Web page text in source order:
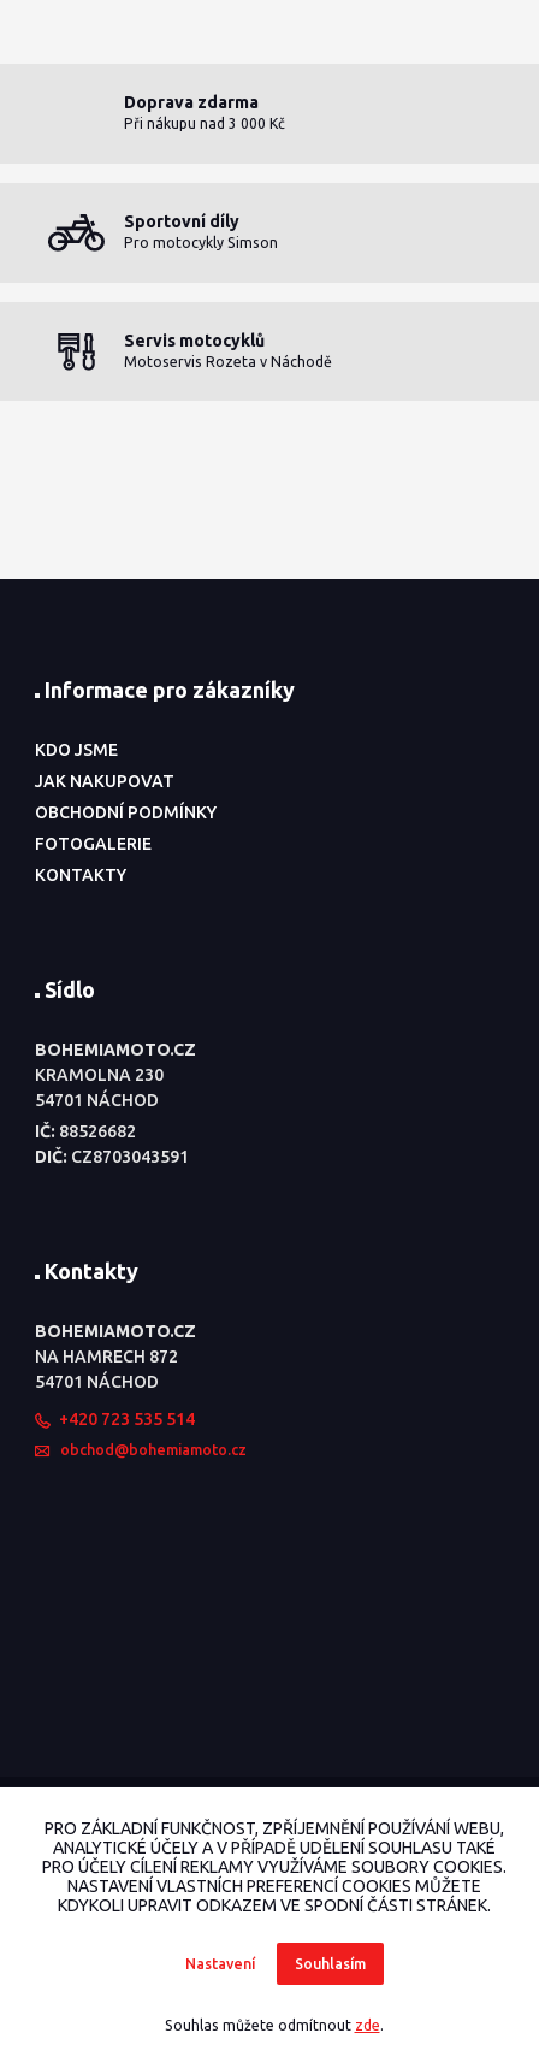
Doprava zdarma
Při nákupu nad 3 000 Kč
Sportovní díly
Pro motocykly Simson
Servis motocyklů
Motoservis Rozeta v Náchodě
Informace pro zákazníky
KDO JSME
JAK NAKUPOVAT
OBCHODNÍ PODMÍNKY
FOTOGALERIE
KONTAKTY
Sídlo
BOHEMIAMOTO.CZ
KRAMOLNA 230
54701 NÁCHOD
IČ: 88526682
DIČ: CZ8703043591
Kontakty
BOHEMIAMOTO.CZ
NA HAMRECH 872
54701 NÁCHOD
+420 723 535 514
obchod@bohemiamoto.cz
Vytvořeno na
Eshop-rychle.cz
PRO ZÁKLADNÍ FUNKČNOST, ZPŘÍJEMNĚNÍ POUŽÍVÁNÍ WEBU,
ANALYTICKÉ ÚČELY A V PŘÍPADĚ UDĚLENÍ SOUHLASU TAKÉ
PRO ÚČELY CÍLENÍ REKLAMY VYUŽÍVÁME SOUBORY COOKIES.
NASTAVENÍ VLASTNÍCH PREFERENCÍ COOKIES MŮŽETE
KDYKOLI UPRAVIT ODKAZEM VE SPODNÍ ČÁSTI STRÁNEK.
Nastavení Souhlasím
Souhlas můžete odmítnout zde.